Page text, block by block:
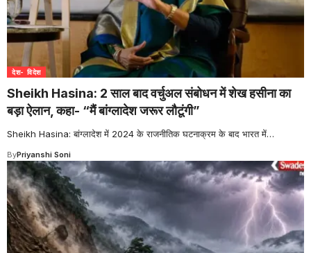
देश- विदेश
Sheikh Hasina: 2 साल बाद वर्चुअल संबोधन में शेख हसीना का
बड़ा ऐलान, कहा- “मैं बांग्लादेश जरूर लौटूंगी”
Sheikh Hasina: बांग्लादेश में 2024 के राजनीतिक घटनाक्रम के बाद भारत में…
ByPriyanshi Soni